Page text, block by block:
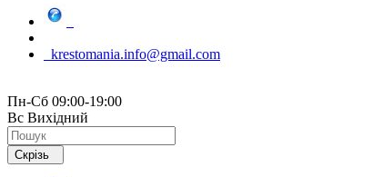
krestomania.info@gmail.com
Пн-Сб 09:00-19:00
Вс Вихідний
Скрізь